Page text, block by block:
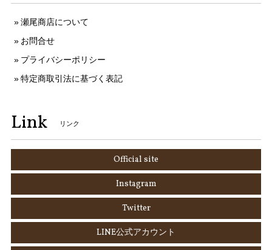
瀬尾商店について
お問合せ
プライバシーポリシー
特定商取引法に基づく表記
Link リンク
Official site
Instagram
Twitter
LINE公式アカウント